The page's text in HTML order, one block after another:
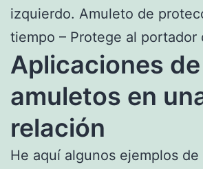
izquierdo. Amuleto de
tiempo – Protege al portador
Aplicaciones
amuletos en
relación
He aquí algunos ejemplos